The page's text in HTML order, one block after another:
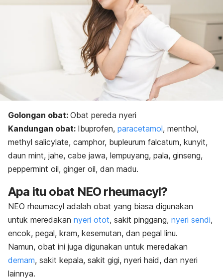
Golongan obat: Obat pereda nyeri
Kandungan obat: Ibuprofen, paracetamol, menthol,
methyl salicylate, camphor, bupleurum falcatum, kunyit,
daun mint, jahe, cabe jawa, lempuyang, pala, ginseng,
peppermint oil, ginger oil, dan madu.
Apa itu obat NEO rheumacyl?
NEO rheumacyl adalah obat yang biasa digunakan
untuk meredakan nyeri otot, sakit pinggang, nyeri sendi,
encok, pegal, kram, kesemutan, dan pegal linu.
Namun, obat ini juga digunakan untuk meredakan
demam, sakit kepala, sakit gigi, nyeri haid, dan nyeri
lainnya.